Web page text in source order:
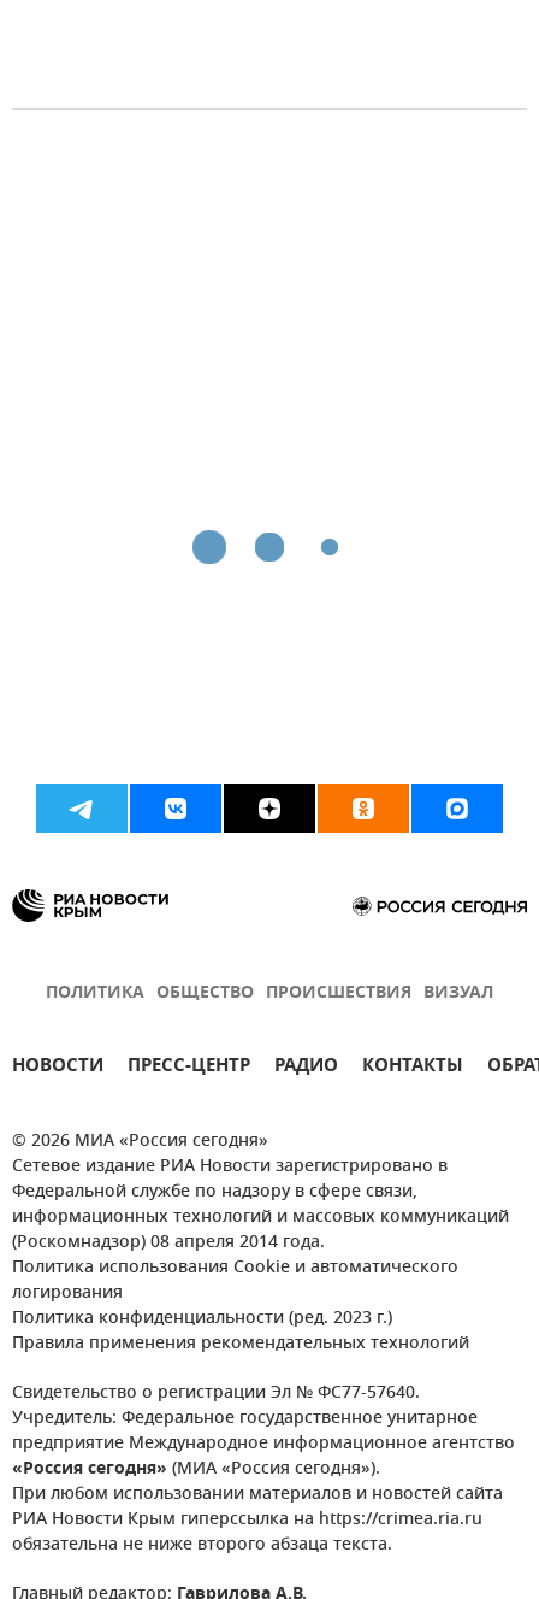
ПОЛИТИКА ОБЩЕСТВО ПРОИСШЕСТВИЯ ВИЗУАЛ
НОВОСТИ ПРЕСС-ЦЕНТР РАДИО КОНТАКТЫ
© 2026 МИА «Россия сегодня»
Сетевое издание РИА Новости зарегистрировано в
Федеральной службе по надзору в сфере связи,
информационных технологий и массовых коммуникаций
(Роскомнадзор) 08 апреля 2014 года.
Политика использования Cookie и автоматического
логирования
Политика конфиденциальности (ред. 2023 г.)
Правила применения рекомендательных технологий
Свидетельство о регистрации Эл № ФС77-57640.
Учредитель: Федеральное государственное унитарное
предприятие Международное информационное агентство
«Россия сегодня» (МИА «Россия сегодня»).
При любом использовании материалов и новостей сайта
РИА Новости Крым гиперссылка на https://crimea.ria.ru
обязательна не ниже второго абзаца текста.